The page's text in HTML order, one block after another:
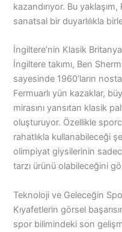
kazandırıyor. Bu
sanatsal bir duyarlılıkla
İngiltere’nin Klasik
İngiltere takımı, Ben
sayesinde 1960’ların
Fermuarlı yün kazaklar,
mirasını yansıtan klasik
oluşturuyor. Özellikle
rahatlıkla kullanabileceği
olimpiyat giysilerinin
tarzı ürünü olabileceğini
Teknoloji ve Geleceğin
Kıyafetlerin görsel
spor bilimindeki son